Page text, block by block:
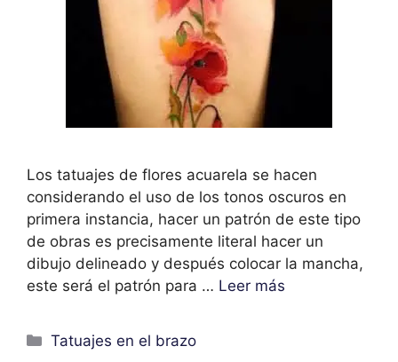
Los tatuajes de flores acuarela se hacen
considerando el uso de los tonos oscuros en
primera instancia, hacer un patrón de este tipo
de obras es precisamente literal hacer un
dibujo delineado y después colocar la mancha,
este será el patrón para … Leer más
Categorías
Tatuajes en el brazo